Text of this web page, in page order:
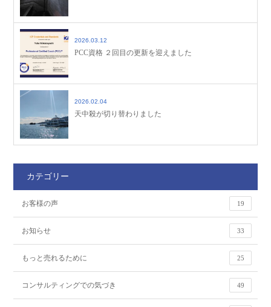
2026.03.12
PCC資格 ２回目の更新を迎えました
2026.02.04
天中殺が切り替わりました
カテゴリー
お客様の声 19
お知らせ 33
もっと売れるために 25
コンサルティングでの気づき 49